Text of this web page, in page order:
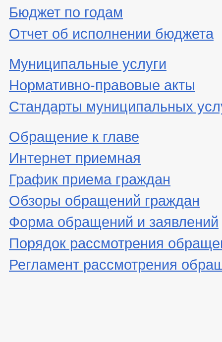
Бюджет по годам
Отчет об исполнении бюджета
Муниципальные услуги
Нормативно-правовые акты
Стандарты муниципальных
Обращение к главе
Интернет приемная
График приема граждан
Обзоры обращений граждан
Форма обращений и заявлений
Порядок рассмотрения
Регламент рассмотрения